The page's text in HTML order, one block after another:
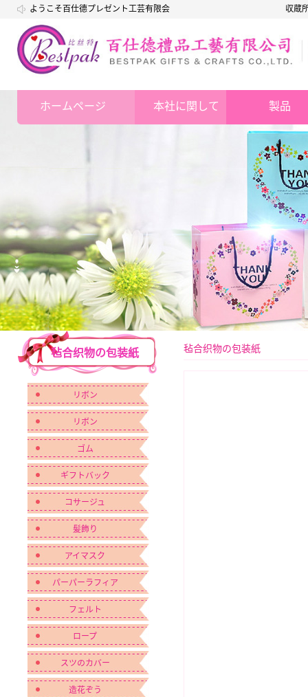
ようこそ百仕德プレゼント工芸有限会
収蔵
ホームページ 本社に関して 製品
毡合织物の包装紙
リボン
リボン
ゴム
ギフトバック
コサージュ
髪飾り
アイマスク
パーパーラフィア
フェルト
ロープ
スツのカバー
造花ぞう
毡合织物の包装紙